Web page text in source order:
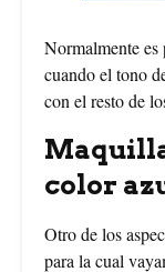
Normalmente
cuando el tono
con el resto de
color
Otro de los
para la cual